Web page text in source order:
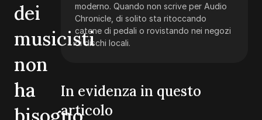
moderno. Quando non scrive per Audio
Chronicle, di solito sta ritoccando
catene di pedali o rovistando nei negozi
di dischi locali.
In evidenza in questo
articolo
dei
musicisti
non
ha